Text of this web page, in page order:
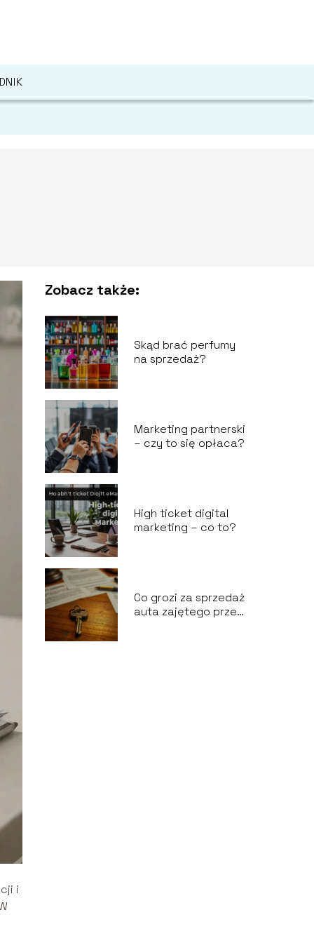
i
Zobacz także:
Skąd brać perfumy
na sprzedaż?
Marketing partnerski
– czy to się opłaca?
High ticket digital
marketing – co to?
Co grozi za sprzedaż
auta zajętego przez